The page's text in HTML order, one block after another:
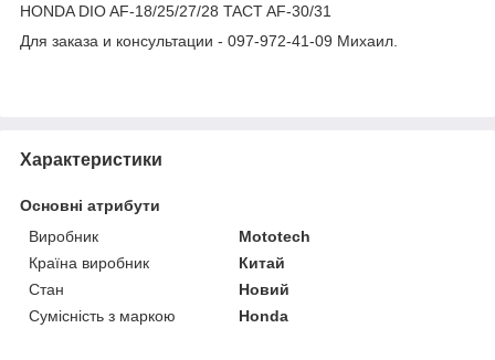
HONDA DIO AF-18/25/27/28 TACT AF-30/31
Для заказа и консультации - 097-972-41-09 Михаил.
Характеристики
Основні атрибути
Виробник
Mototech
Країна виробник
Китай
Стан
Новий
Сумісність з маркою
Honda